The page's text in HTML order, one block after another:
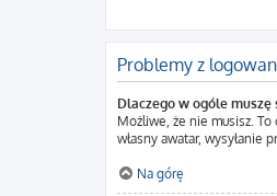
Problemy z
Dlaczego w ogóle muszę
Możliwe, że nie musisz.
własny awatar,
Na górę